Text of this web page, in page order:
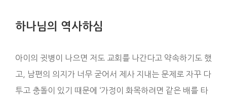
하나님의 역사하심
아이의 귓병이 나으면 저도 교회를 나간다고 약속하기도 했
고, 남편의 의지가 너무 굳어서 제사 지내는 문제로 자꾸 다
투고 충돌이 있기 때문에 ‘가정이 화목하려면 같은 배를 타